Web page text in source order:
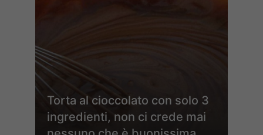
Torta al cioccolato con solo 3
ingredienti, non ci crede mai